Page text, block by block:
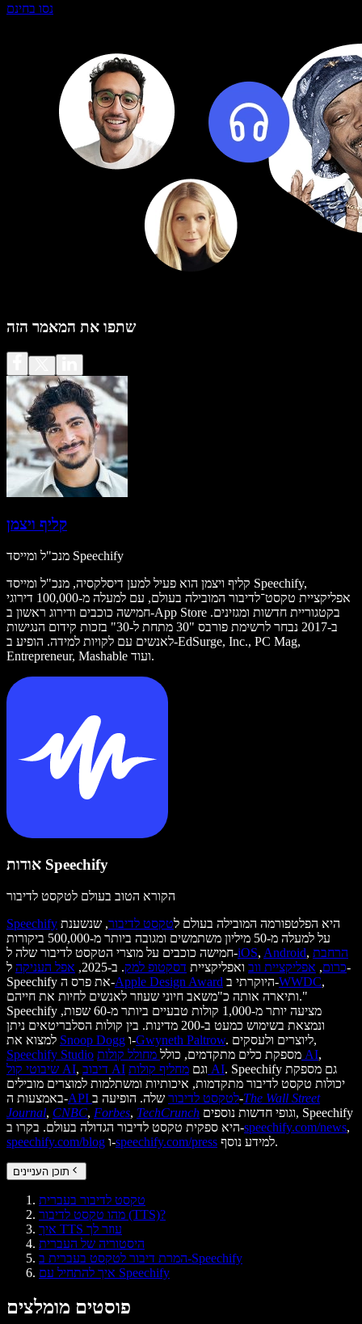
נסו בחינם
שתפו את המאמר הזה
קליף ויצמן
מנכ"ל ומייסד Speechify
קליף ויצמן הוא פעיל למען דיסלקסיה, מנכ"ל ומייסד Speechify,
אפליקציית טקסט־לדיבור המובילה בעולם, עם למעלה מ-100,000 דירוגי
חמישה כוכבים ודירוג ראשון ב-App Store בקטגוריית חדשות ומגזינים.
ב-2017 נבחר לרשימת פורבס "30 מתחת ל-30" בזכות קידום הנגישות
לאנשים עם לקויות למידה. הופיע ב-EdSurge, Inc., PC Mag,
Entrepreneur, Mashable ועוד.
אודות Speechify
הקורא הטוב בעולם לטקסט לדיבור
Speechify
היא הפלטפורמה המובילה בעולם לטקסט לדיבור, שנשענת
על למעלה מ-50 מיליון משתמשים ומגובה ביותר מ-500,000 ביקורות
חמישה כוכבים על מוצרי הטקסט לדיבור שלה ל-iOS, Android, הרחבת
כרום, אפליקציית ווב ואפליקציית דסקטופ למק. ב-2025, אפל העניקה ל-
Speechify את פרס ה-Apple Design Award היוקרתי ב-WWDC,
ותיארה אותה כ"משאב חיוני שעוזר לאנשים לחיות את חייהם."
Speechify מציעה יותר מ-1,000 קולות טבעיים ביותר מ-60 שפות,
ונמצאת בשימוש כמעט ב-200 מדינות. בין קולות הסלבריטאים ניתן
Snoop Dogg ו-Gwyneth Paltrow
. ליוצרים ולעסקים,
Speechify Studio
מספקת כלים מתקדמים, כולל מחולל קולות AI,
שיבוטי קול AI, דיבוב AI וגם מחליף קולות AI. Speechify גם מספקת
יכולות טקסט לדיבור מתקדמות, איכותיות ומשתלמות למוצרים מובילים
באמצעות ה-
API לטקסט לדיבורשלה. הופיעה ב-The Wall Street
Journal, CNBC, Forbes, TechCrunch
היא ספקית טקסט לדיבור הגדולה בעולם. בקרו ב-speechify.com/news,
speechify.com/blog ו-speechify.com/press למידע נוסף.
תוכן העניינים
טקסט לדיבור בעברית
מהו טקסט לדיבור (TTS)?
איך TTS עוזר לך
היסטוריה של העברית
המרת דיבור לטקסט בעברית ב-Speechify
איך להתחיל עם Speechify
פוסטים מומלצים